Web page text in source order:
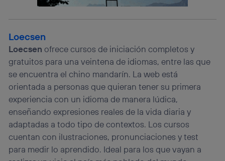
Loecsen
Loecsen ofrece cursos de iniciación completos y
gratuitos para una veintena de idiomas, entre las que
se encuentra el chino mandarín. La web está
orientada a personas que quieran tener su primera
experiencia con un idioma de manera lúdica,
enseñando expresiones reales de la vida diaria y
adaptadas a todo tipo de contextos. Los cursos
cuentan con ilustraciones, pronunciaciones y test
para medir lo aprendido. Ideal para los que vayan a